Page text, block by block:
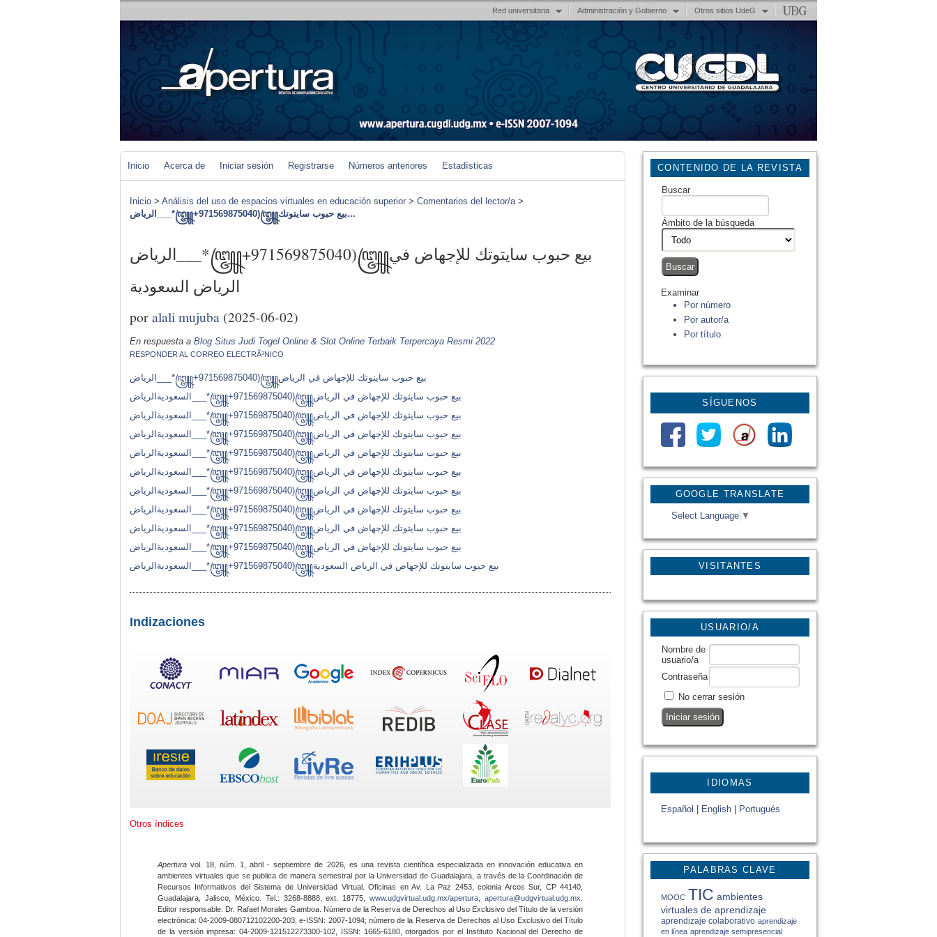
Red universitaria Administración y Gobierno Otros sitios UdeG
GOOGLE TRANSLATE
Select Language ▼
VISITANTES
CONTENIDO DE LA REVISTA
Buscar
Ámbito de la búsqueda
Examinar
Por número
Por autor/a
Por título
SÍGUENOS
USUARIO/A
Nombre de
usuario/a
Contraseña
No cerrar sesión
IDIOMAS
Español English Portugués
PALABRAS CLAVE
MOOC TIC ambientes
virtuales de aprendizaje
aprendizaje colaborativo aprendizaje
en línea aprendizaje semipresencial
Inicio Acerca de Iniciar sesión Registrarse Números anteriores Estadísticas
Inicio > Análisis del uso de espacios virtuales en educación superior > Comentarios del lector/a>
الرياض___*꧅+971569875040)꧅بيع حبوب سايتوتك...
الرياض___*꧅+971569875040)꧅بيع حبوب سايتوتك للإجهاض في
الرياض السعودية
poralali mujuba (2025-06-02)
En respuesta a Blog Situs Judi Togel Online & Slot Online Terbaik Terpercaya Resmi 2022
RESPONDER AL CORREO ELECTRÃ³NICO
الرياض___*꧅+971569875040)꧅بيع حبوب سايتوتك للإجهاض في الرياض
السعوديةالرياض___*꧅+971569875040)꧅بيع حبوب سايتوتك للإجهاض في الرياض
السعوديةالرياض___*꧅+971569875040)꧅بيع حبوب سايتوتك للإجهاض في الرياض
السعوديةالرياض___*꧅+971569875040)꧅بيع حبوب سايتوتك للإجهاض في الرياض
السعوديةالرياض___*꧅+971569875040)꧅بيع حبوب سايتوتك للإجهاض في الرياض
السعوديةالرياض___*꧅+971569875040)꧅بيع حبوب سايتوتك للإجهاض في الرياض
السعوديةالرياض___*꧅+971569875040)꧅بيع حبوب سايتوتك للإجهاض في الرياض
السعوديةالرياض___*꧅+971569875040)꧅بيع حبوب سايتوتك للإجهاض في الرياض
السعوديةالرياض___*꧅+971569875040)꧅بيع حبوب سايتوتك للإجهاض في الرياض
السعوديةالرياض___*꧅+971569875040)꧅بيع حبوب سايتوتك للإجهاض في الرياض
السعودية
الرياض___*꧅+971569875040)꧅بيع حبوب سايتوتك للإجهاض في الرياض السعودية
Indizaciones
Otros índices
Apertura vol. 18, núm. 1, abril - septiembre de 2026, es una revista científica especializada en innovación educativa en
ambientes virtuales que se publica de manera semestral por la Universidad de Guadalajara, a través de la Coordinación de
Recursos Informativos del Sistema de Universidad Virtual. Oficinas en Av. La Paz 2453, colonia Arcos Sur, CP 44140,
Guadalajara, Jalisco, México. Tel.: 3268-8888, ext. 18775,www.udgvirtual.udg.mx/apertura apertura@udgvirtual.udg.mx
Editor responsable: Dr. Rafael Morales Gamboa. Número de la Reserva de Derechos al Uso Exclusivo del Título de la versión
electrónica: 04-2009-080712102200-203, e-ISSN: 2007-1094; número de la Reserva de Derechos al Uso Exclusivo del Título
de la versión impresa: 04-2009-121512273300-102, ISSN: 1665-6180, otorgados por el Instituto Nacional del Derecho de